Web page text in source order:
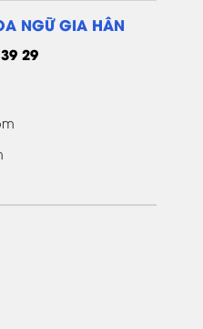
NGỮ GIA HÂN
29